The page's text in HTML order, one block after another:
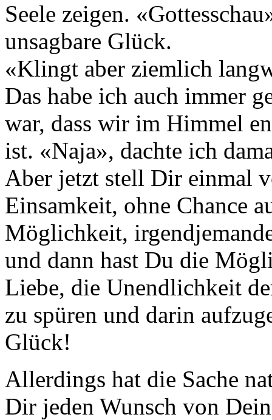
Seele zeigen.
unsagbare Glück.
«Klingt aber ziemlich
Das habe ich auch immer
war, dass wir im Himmel
ist. «Naja», dachte ich
Aber jetzt stell Dir einmal
Einsamkeit, ohne Chance
Möglichkeit,
und dann hast Du die
Liebe, die Unendlichkeit
zu spüren und darin
Glück!
Allerdings hat die Sache
Dir jeden Wunsch von